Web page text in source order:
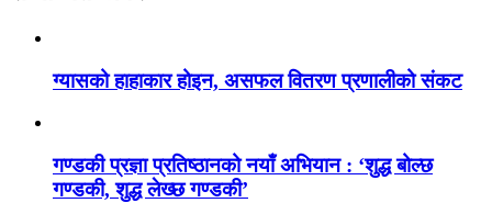
ग्यासको हाहाकार होइन, असफल वितरण प्रणालीको संकट
गण्डकी प्रज्ञा प्रतिष्ठानको नयाँ अभियान : ‘शुद्ध बोल्छ
गण्डकी, शुद्ध लेख्छ गण्डकी’